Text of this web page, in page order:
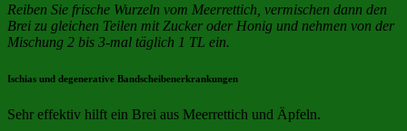
Reiben Sie frische Wurzeln vom Meerrettich, vermischen dann den
Brei zu gleichen Teilen mit Zucker oder Honig und nehmen von der
Mischung 2 bis 3-mal täglich 1 TL ein.
Ischias und degenerative Bandscheibenerkrankungen
Sehr effektiv hilft ein Brei aus Meerrettich und Äpfeln.